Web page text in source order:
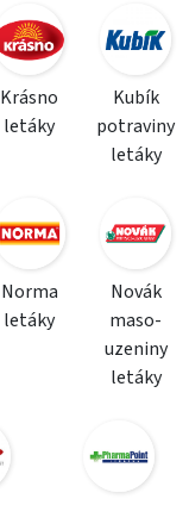
Krásno
letáky
Kubík
potraviny
letáky
Norma
letáky
Novák
maso-
uzeniny
letáky